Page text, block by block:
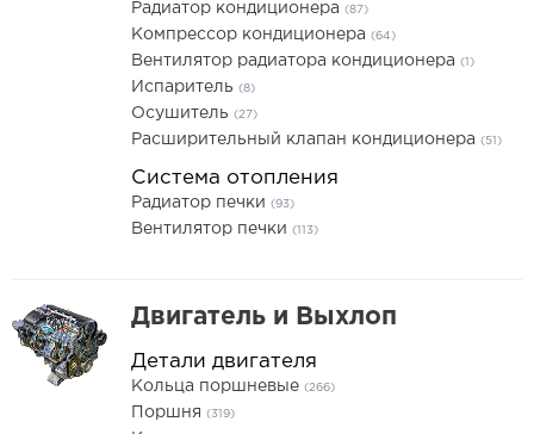
Радиатор кондиционера (87)
Компрессор кондиционера (64)
Вентилятор радиатора кондиционера (1)
Испаритель (8)
Осушитель (27)
Расширительный клапан кондиционера (51)
Система отопления
Радиатор печки (93)
Вентилятор печки (113)
Двигатель и Выхлоп
Детали двигателя
Кольца поршневые (266)
Поршня (319)